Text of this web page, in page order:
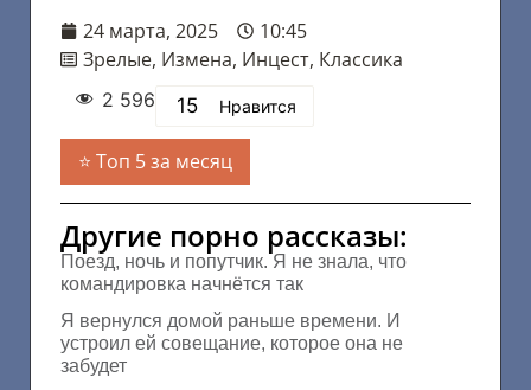
24 марта, 2025
10:45
Зрелые, Измена, Инцест, Классика
2 596 15 Нравится
Топ 5 за месяц
Другие порно рассказы:
Поезд, ночь и попутчик. Я не знала, что
командировка начнётся так
Я вернулся домой раньше времени. И
устроил ей совещание, которое она не
забудет